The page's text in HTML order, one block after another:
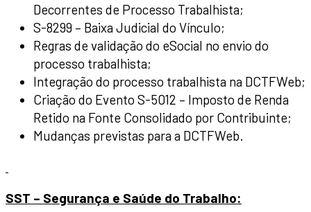
Decorrentes de Processo Trabalhista;
S-8299 – Baixa Judicial do Vínculo;
Regras de validação do eSocial no envio do
processo trabalhista;
Integração do processo trabalhista na DCTFWeb;
Criação do Evento S-5012 – Imposto de Renda
Retido na Fonte Consolidado por Contribuinte;
Mudanças previstas para a DCTFWeb.
SST – Segurança e Saúde do Trabalho: